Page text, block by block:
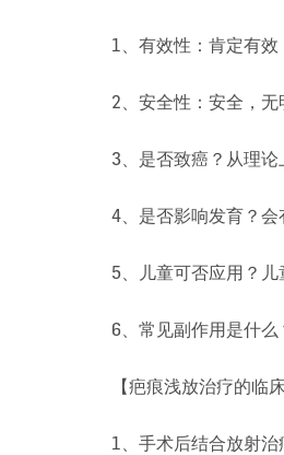
1、有效性：肯定有
2、安全性：安全，无
3、是否致癌？从理论
4、是否影响发育？会
5、儿童可否应用？
6、常见副作用是什么
【疤痕浅放治疗的临
1、手术后结合放射治